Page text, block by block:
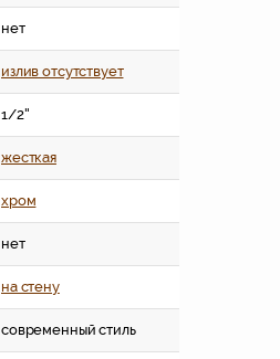
нет
излив отсутствует
1/2''
жесткая
хром
нет
на стену
современный стиль